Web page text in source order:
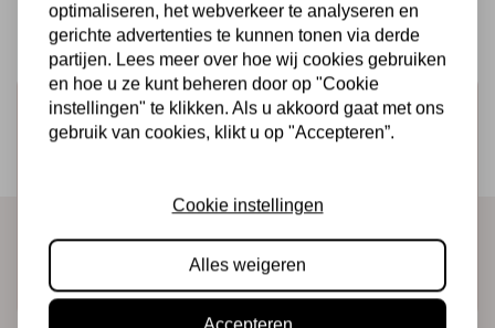
Schrijf je in voor de nieuwsbrief
Ontvang als eerste onze actie en nieuwe producten
optimaliseren, het webverkeer te analyseren en
gerichte advertenties te kunnen tonen via derde
partijen. Lees meer over hoe wij cookies gebruiken
en hoe u ze kunt beheren door op "Cookie
instellingen" te klikken. Als u akkoord gaat met ons
gebruik van cookies, klikt u op "Accepteren”.
Cookie instellingen
Alles weigeren